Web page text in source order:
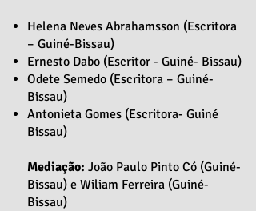
Helena Neves Abrahamsson (Escritora
– Guiné-Bissau)
Ernesto Dabo (Escritor - Guiné- Bissau)
Odete Semedo (Escritora – Guiné-
Bissau)
Antonieta Gomes (Escritora- Guiné
Bissau)
Mediação: João Paulo Pinto Có (Guiné-
Bissau) e Wiliam Ferreira (Guiné-
Bissau)